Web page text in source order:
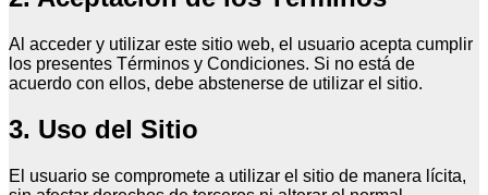
Al acceder y utilizar este sitio web, el usuario acepta cumplir
los presentes Términos y Condiciones. Si no está de
acuerdo con ellos, debe abstenerse de utilizar el sitio.
3. Uso del Sitio
El usuario se compromete a utilizar el sitio de manera lícita,